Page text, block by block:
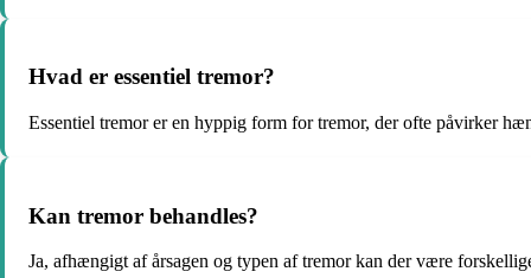
Hvad er essentiel tremor?
Essentiel tremor er en hyppig form for tremor, der ofte påvirker
Kan tremor behandles?
Ja, afhængigt af årsagen og typen af tremor kan der være